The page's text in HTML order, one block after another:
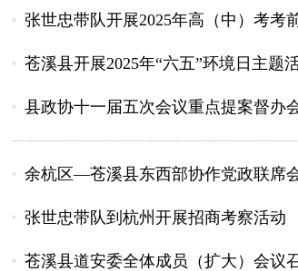
张世忠带队开展2025年高（中）考考
苍溪县开展2025年“六五”环境日主题
县政协十一届五次会议重点提案督办
余杭区—苍溪县东西部协作党政联席
张世忠带队到杭州开展招商考察活动
苍溪县道安委全体成员（扩大）会议